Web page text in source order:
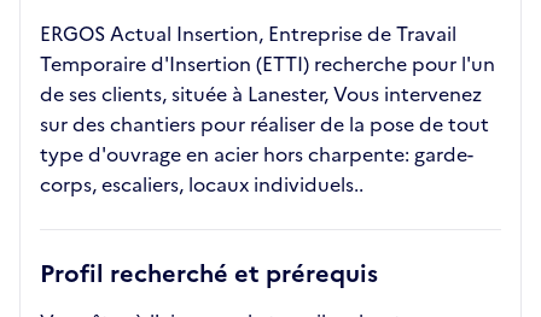
ERGOS Actual Insertion, Entreprise de Travail
Temporaire d'Insertion (ETTI) recherche pour l'un
de ses clients, située à Lanester, Vous intervenez
sur des chantiers pour réaliser de la pose de tout
type d'ouvrage en acier hors charpente: garde-
corps, escaliers, locaux individuels..
Profil recherché et prérequis